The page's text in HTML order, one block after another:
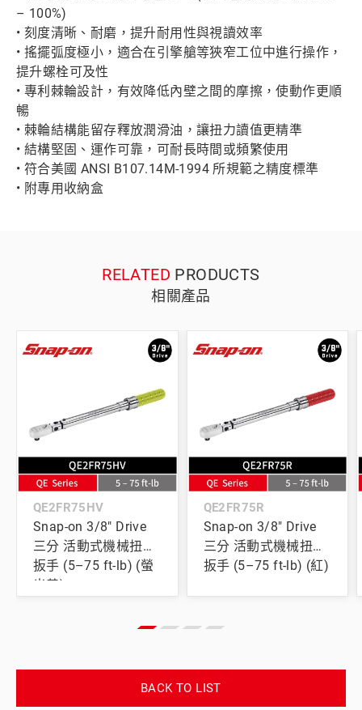
– 100%)
• 刻度清晰、耐磨，提升耐用性與視讀效率
• 搖擺弧度極小，適合在引擎艙等狹窄工位中進行操作，
提升螺栓可及性
• 專利棘輪設計，有效降低內壁之間的摩擦，使動作更順
暢
• 棘輪結構能留存釋放潤滑油，讓扭力讀值更精準
• 結構堅固、運作可靠，可耐長時間或頻繁使用
• 符合美國 ANSI B107.14M-1994 所規範之精度標準
• 附專用收納盒
RELATED PRODUCTS
相關產品
QE2FR75HV
Snap-on 3/8" Drive
三分 活動式機械扭力
扳手 (5–75 ft-lb) (螢
光黃)
QE2FR75R
Snap-on 3/8" Drive
三分 活動式機械扭力
扳手 (5–75 ft-lb) (紅)
BACK TO LIST